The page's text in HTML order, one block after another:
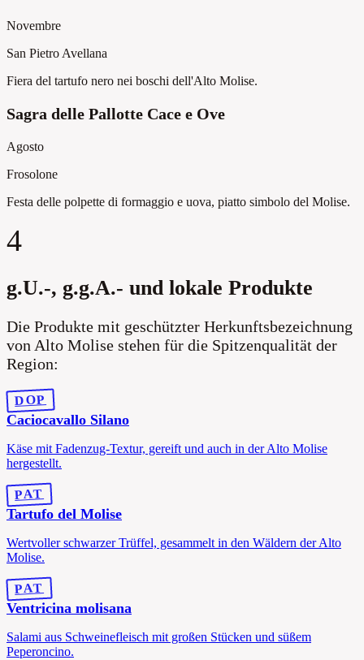
Novembre
San Pietro Avellana
Fiera del tartufo nero nei boschi dell'Alto Molise.
Sagra delle Pallotte Cace e Ove
Agosto
Frosolone
Festa delle polpette di formaggio e uova, piatto simbolo del Molise.
4
g.U.-, g.g.A.- und lokale Produkte
Die Produkte mit geschützter Herkunftsbezeichnung
von Alto Molise stehen für die Spitzenqualität der
Region:
DOP
Caciocavallo Silano
Käse mit Fadenzug-Textur, gereift und auch in der Alto Molise
hergestellt.
PAT
Tartufo del Molise
Wertvoller schwarzer Trüffel, gesammelt in den Wäldern der Alto
Molise.
PAT
Ventricina molisana
Salami aus Schweinefleisch mit großen Stücken und süßem
Peperoncino.